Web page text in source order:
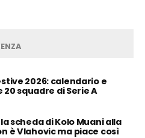
2026: calendario e
squadre di Serie A
scheda di Kolo Muani alla
è Vlahovic ma piace così